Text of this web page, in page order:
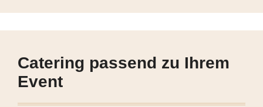
Catering passend zu Ihrem
Event